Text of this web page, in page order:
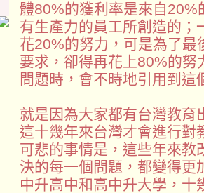
體80%的獲利率是來自
有生產力的員工所創造的；
花20%的努力，可是為了
要求，卻得再花上80%的
問題時，會不時地引用到這
就是因為大家都有台灣教育
這十幾年來台灣才會進行對
可悲的事情是，這些年來教
決的每一個問題，都變得更
中升高中和高中升大學，十